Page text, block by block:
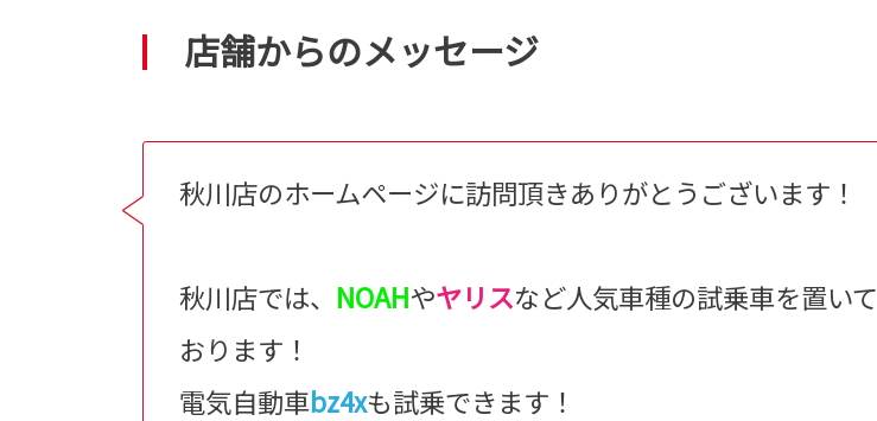
店舗からのメッセージ
秋川店のホームページに訪問頂きありがとうございます！
秋川店では、 NOAHやヤリスなど人気車種の試乗車を置いて
おります！
電気自動車bz4xも試乗できます！